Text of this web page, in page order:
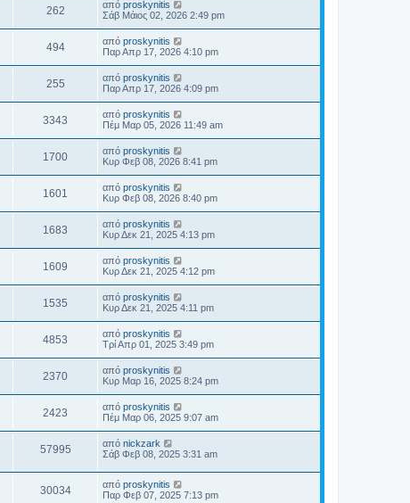
262 από proskynitis
Σάβ Μάιος 02, 2026 2:49 pm
494 από proskynitis
Παρ Απρ 17, 2026 4:10 pm
255 από proskynitis
Παρ Απρ 17, 2026 4:09 pm
3343 από proskynitis
Πέμ Μαρ 05, 2026 11:49 am
1700 από proskynitis
Κυρ Φεβ 08, 2026 8:41 pm
1601 από proskynitis
Κυρ Φεβ 08, 2026 8:40 pm
1683 από proskynitis
Κυρ Δεκ 21, 2025 4:13 pm
1609 από proskynitis
Κυρ Δεκ 21, 2025 4:12 pm
1535 από proskynitis
Κυρ Δεκ 21, 2025 4:11 pm
4853 από proskynitis
Τρί Απρ 01, 2025 3:49 pm
2370 από proskynitis
Κυρ Μαρ 16, 2025 8:24 pm
2423 από proskynitis
Πέμ Μαρ 06, 2025 9:07 am
57995 από nickzark
Σάβ Φεβ 08, 2025 3:31 am
30034 από proskynitis
Παρ Φεβ 07, 2025 7:13 pm